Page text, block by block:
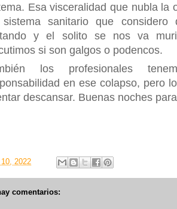
Esa visceralidad que nubla la
sanitario que considero
y el solito se nos va
si son galgos o podencos.
los profesionales
en ese colapso, pero
descansar. Buenas noches
2022
comentarios: